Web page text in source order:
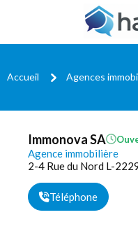
Accueil Agences
Immonova SA
Agence immobilière
2-4 Rue du Nord L-
Téléphone